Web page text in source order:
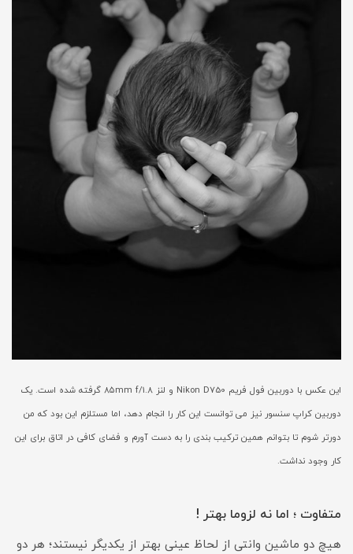
این عکس با دوربین فول فریم Nikon D750 و لنز ۸۵mm f/1.8 گرفته شده است. یک
دوربین کراپ سنسور نیز می توانست این کار را انجام دهد، اما مستلزم این بود که من
دورتر شوم تا بتوانم همین ترکیب بندی را به دست آورم و فضای کافی در اتاق برای این
کار وجود نداشت.
متفاوت ؛ اما نه لزوما بهتر !
هیچ دو ماشین وانتی از لحاظ عینی بهتر از یکدیگر نیستند؛ هر دو